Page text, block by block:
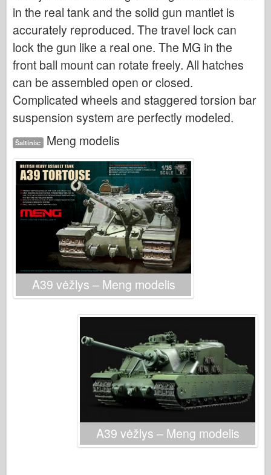
Zvezda
Albumai-Nuotraukos
Vaikščioti aplink
Knygų
Dvd
Kontakto
Rinkiniai
in the real tank and the solid gun mantlet is
accurately reproduced. The travel lock can
lock the gun like a real one. The MG in the
front ball mount can rotate freely. All hatches
can be assembled open or closed.
Complicated wheels and staggered torsion bar
suspension system are perfectly modeled.
Šaltinis: Meng modelis
A39 vėžlys – Meng modelis
A39 vėžlys – Meng modelis